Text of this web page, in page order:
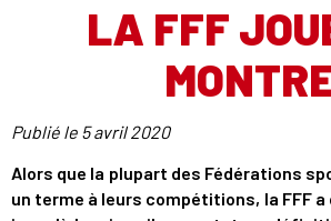
LA FFF
Publié le 5 avril 2020
Alors que la plupart des Fédérations
un terme à leurs compétitions, la FFF